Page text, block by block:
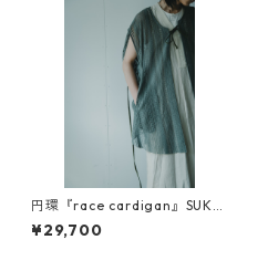
円環『race cardigan』SUKA
SI
¥29,700